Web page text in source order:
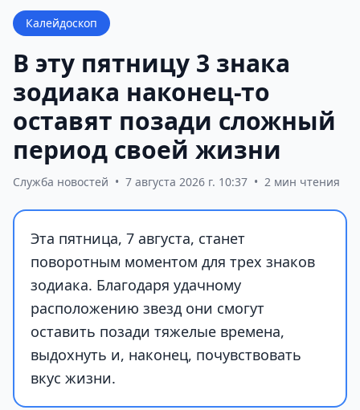
Калейдоскоп
В эту пятницу 3 знака
зодиака наконец-то
оставят позади сложный
период своей жизни
Служба новостей • 7 августа 2026 г. 10:37 • 2 мин чтения
Эта пятница, 7 августа, станет
поворотным моментом для трех знаков
зодиака. Благодаря удачному
расположению звезд они смогут
оставить позади тяжелые времена,
выдохнуть и, наконец, почувствовать
вкус жизни.